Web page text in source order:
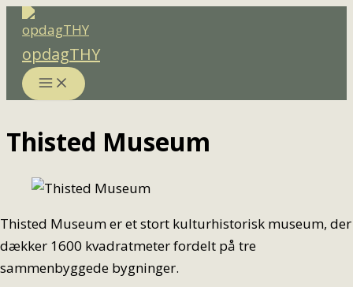
Gå
indholdet
opdagTHY
Thisted Museum
Thisted Museum er et stort kulturhistorisk museum, der
dækker 1600 kvadratmeter fordelt på tre
sammenbyggede bygninger.